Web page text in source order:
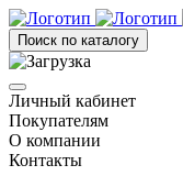
Поиск по каталогу
Личный кабинет
Покупателям
О компании
Контакты